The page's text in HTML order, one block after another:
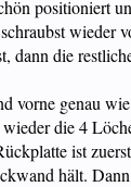
positioniert
wieder
dann die
vorne genau
die 4
ist
hält.